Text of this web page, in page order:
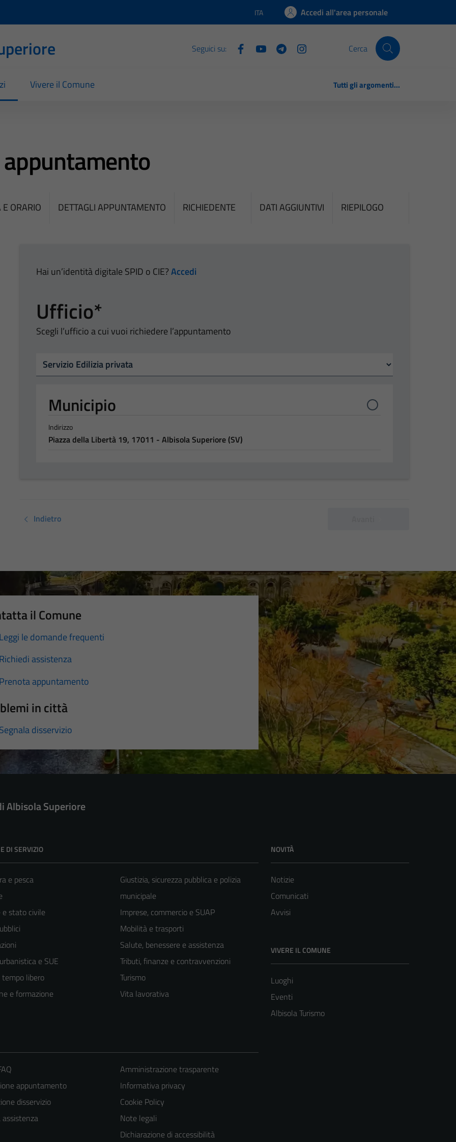
Lingua attiva:
ITA Accedi all'area personale
Seguici su: Cerca
Vivere il Comune Tutti gli argomenti...
E ORARIO DETTAGLI APPUNTAMENTO RICHIEDENTE DATI AGGIUNTIVI RIEPILOGO
Hai un’identità digitale SPID o CIE?Accedi
Ufficio*
Scegli l’ufficio a cui vuoi richiedere l’appuntamento
Municipio
Indirizzo
Piazza della Libertà 19, 17011 - Albisola Superiore (SV)
Indietro
il Comune
le domande frequenti
assistenza
appuntamento
in città
disservizio
Albisola Superiore
DI SERVIZIO
e pesca
e stato civile
e SUE
libero
e formazione
Giustizia, sicurezza pubblica e polizia
municipale
Imprese, commercio e SUAP
Mobilità e trasporti
Salute, benessere e assistenza
Tributi, finanze e contravvenzioni
Turismo
Vita lavorativa
NOVITÀ
Notizie
Comunicati
Avvisi
VIVERE IL COMUNE
Luoghi
Eventi
Albisola Turismo
appuntamento
disservizio
Amministrazione trasparente
Informativa privacy
Cookie Policy
Note legali
Dichiarazione di accessibilità